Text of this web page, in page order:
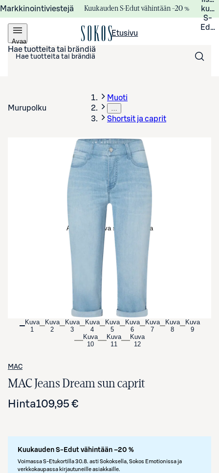
Markkinointiviestejä Kuukauden S-Edut vähintään –20 %
S-
Avaa
valikko
Etusivu
Hae tuotteita tai brändiä
Murupolku
Muoti
…
Shortsit ja caprit
Avaa tuotekuva suurennettuna
Kuva
1
Kuva
2
Kuva
3
Kuva
4
Kuva
5
Kuva
6
Kuva
7
Kuva
8
Kuva
9
Kuva
10
Kuva
11
Kuva
12
MAC
MAC Jeans Dream sun caprit
Hinta109,95 €
Kuukauden S-Edut vähintään –20 %
Voimassa S-Etukortilla 30.8. asti Sokoksella, Sokos Emotionissa ja
verkkokaupassa kirjautuneille asiakkaille.